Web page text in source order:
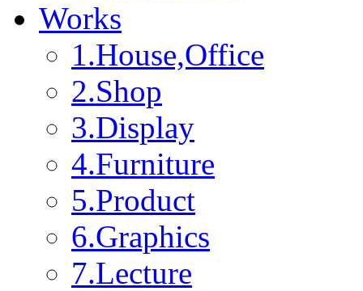
Works
1.House,Office
2.Shop
3.Display
4.Furniture
5.Product
6.Graphics
7.Lecture